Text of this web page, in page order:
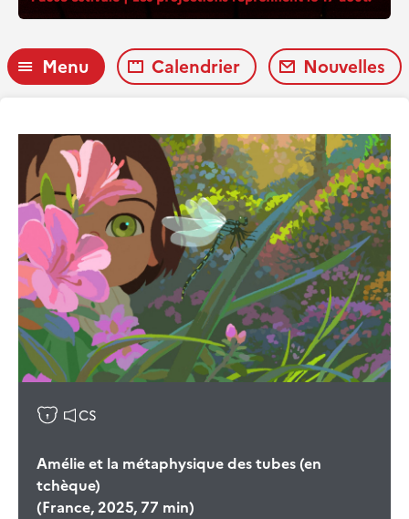
Menu Calendrier Nouvelles
CS
Amélie et la métaphysique des tubes (en
tchèque)
(France, 2025, 77 min)